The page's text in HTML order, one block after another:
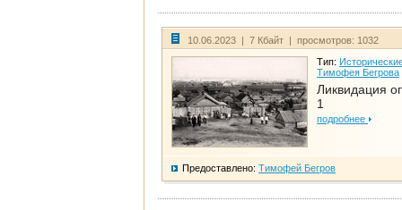
10.06.2023 | 7 Кбайт | просмотров: 1032
Тип:
Тимофея Бегрова
Ликвидация
1
подробнее
Предоставлено: Тимофей Бегров